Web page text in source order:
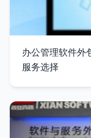
办公管理软件外
服务选择